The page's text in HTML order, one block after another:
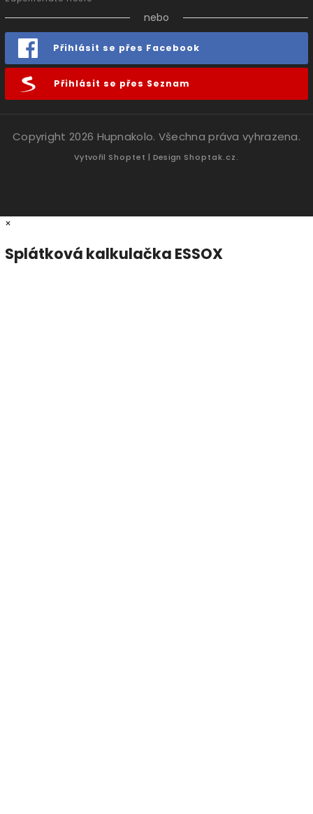
nebo
Přihlásit se přes Facebook
Přihlásit se přes Seznam
Copyright 2026 Hupnakolo. Všechna práva vyhrazena.
Vytvořil Shoptet | Design Shoptak.cz.
×
Splátková kalkulačka ESSOX